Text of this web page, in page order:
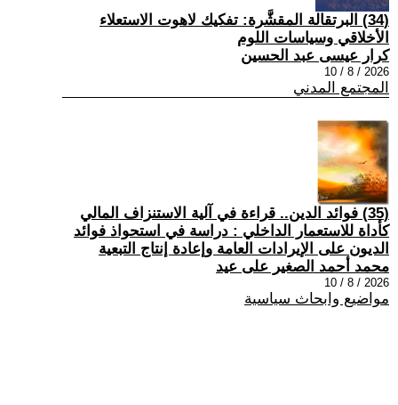
(34) البرتقالة المقشَّرة: تفكيك لاهوت الاستعلاء
الأخلاقي وسياسات اللوم
كرار عيسى عبد الحسين
2026 / 8 / 10
المجتمع المدني
(35) فوائد الدين.. قراءة في آلية الاستنزاف المالي
كأداة للاستعمار الداخلي : دراسة في استحواذ فوائد
الديون على الإيرادات العامة وإعادة إنتاج التبعية
محمد أحمد الصغير على عيد
2026 / 8 / 10
مواضيع وابحاث سياسية